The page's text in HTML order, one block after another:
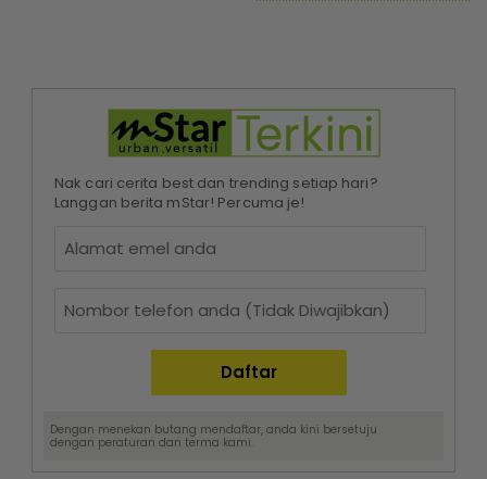
Nak cari cerita best dan trending setiap hari?
Langgan berita mStar! Percuma je!
Dengan menekan butang mendaftar, anda kini bersetuju
dengan peraturan dan terma kami.